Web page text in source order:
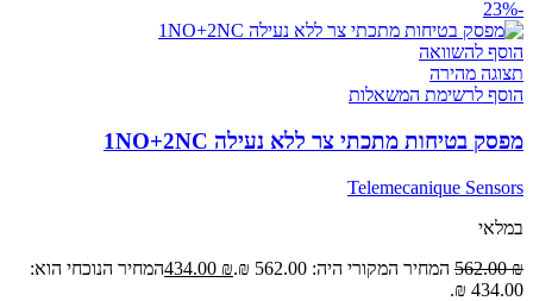
-23%
הוסף להשוואה
תצוגה מהירה
הוסף לרשימת המשאלות
מפסק בטיחות מתכתי צר ללא נעילה 1NO+2NC
Telemecanique Sensors
במלאי
562.00₪ המחיר המקורי היה: 562.00 ₪. 434.00 ₪
המחיר הנוכחי הוא:
434.00 ₪.